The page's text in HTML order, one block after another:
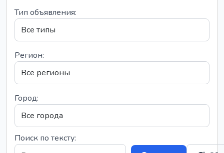
Тип объявления:
Регион:
Город:
Поиск по тексту: